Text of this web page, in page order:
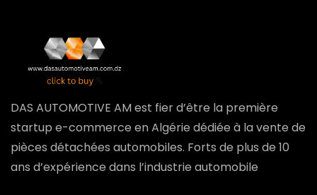
DAS AUTOMOTIVE AM est fier d’être la première
startup e-commerce en Algérie dédiée à la vente de
pièces détachées automobiles. Forts de plus de 10
ans d’expérience dans l’industrie automobile